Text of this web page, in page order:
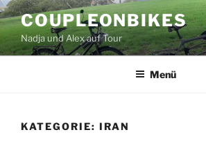
Zum
Inhalt
springen
COUPLEONBIKES
Nadja und Alex auf Tour
Menü
KATEGORIE: IRAN